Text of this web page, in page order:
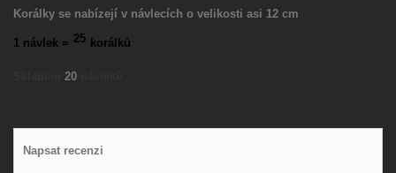
Korálky se nabízejí v návlecích o velikosti asi 12 cm
1 návlek = 25 korálků
20
Napsat recenzi